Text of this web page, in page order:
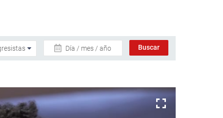
Día / mes / año